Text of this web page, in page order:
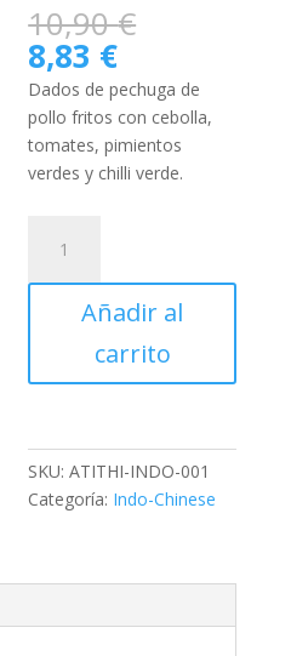
10,90€
original
era:
10,90 €.
8,83 €El
precio
actual
es:
8,83 €.
Dados de pechuga de
pollo fritos con cebolla,
tomates, pimientos
verdes y chilli verde.
Chicken
cantidad
Añadir al
carrito
SKU:ATITHI-INDO-001
Categoría: Indo-Chinese